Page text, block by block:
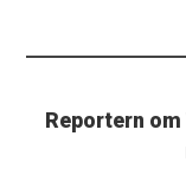
Reportern om